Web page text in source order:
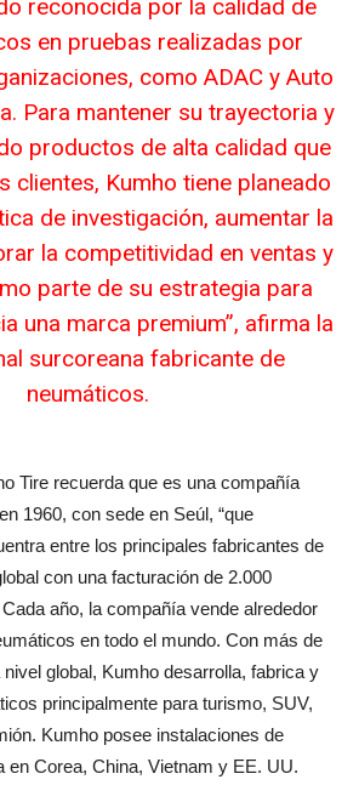
reconocida por la calidad de
en pruebas realizadas por
como ADAC y Auto
Para mantener su trayectoria y
productos de alta calidad que
clientes, Kumho tiene planeado
de investigación, aumentar la
la competitividad en ventas y
parte de su estrategia para
una marca premium”, afirma la
surcoreana fabricante de
neumáticos.
Tire recuerda que es una compañía
1960, con sede en Seúl, “que
entre los principales fabricantes de
con una facturación de 2.000
año, la compañía vende alrededor
en todo el mundo. Con más de
global, Kumho desarrolla, fabrica y
principalmente para turismo, SUV,
Kumho posee instalaciones de
en Corea, China, Vietnam y EE. UU.